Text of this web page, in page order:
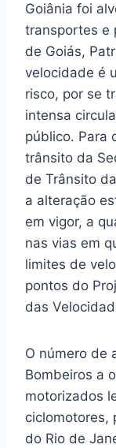
Goiânia foi
transportes e
de Goiás,
velocidade é
risco, por se
intensa
público. Para
trânsito da
de Trânsito
a alteração
em vigor, a
nas vias em
limites de
pontos do
das
O número de
Bombeiros a
motorizados
ciclomotores,
do Rio de